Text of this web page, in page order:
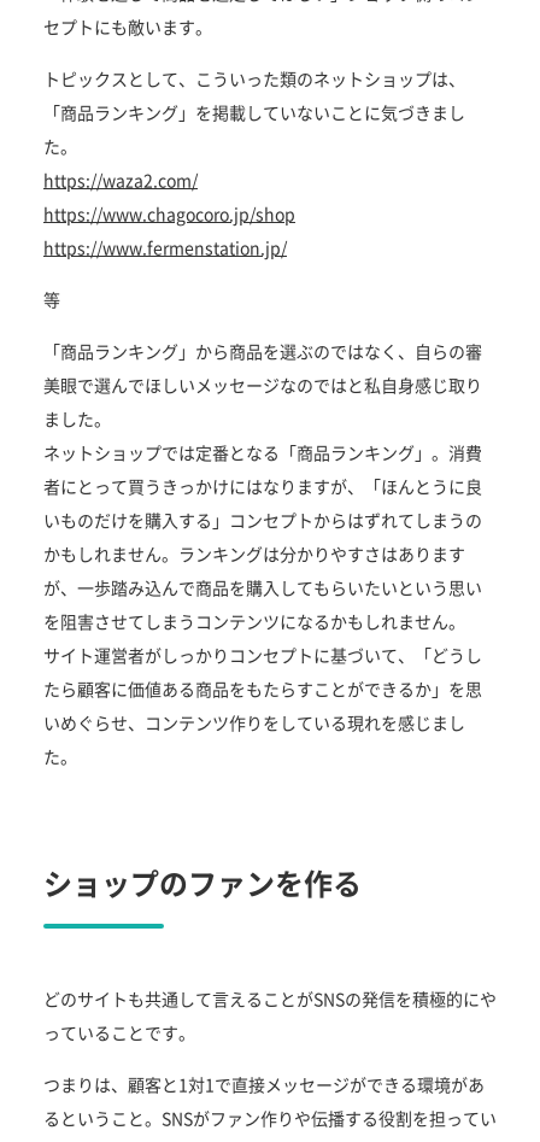
セプトにも敵います。
トピックスとして、こういった類のネットショップは、
「商品ランキング」を掲載していないことに気づきまし
た。
https://waza2.com/
https://www.chagocoro.jp/shop
https://www.fermenstation.jp/
等
「商品ランキング」から商品を選ぶのではなく、自らの審
美眼で選んでほしいメッセージなのではと私自身感じ取り
ました。
ネットショップでは定番となる「商品ランキング」。消費
者にとって買うきっかけにはなりますが、「ほんとうに良
いものだけを購入する」コンセプトからはずれてしまうの
かもしれません。ランキングは分かりやすさはあります
が、一歩踏み込んで商品を購入してもらいたいという思い
を阻害させてしまうコンテンツになるかもしれません。
サイト運営者がしっかりコンセプトに基づいて、「どうし
たら顧客に価値ある商品をもたらすことができるか」を思
いめぐらせ、コンテンツ作りをしている現れを感じまし
た。
ショップのファンを作る
どのサイトも共通して言えることがSNSの発信を積極的にや
っていることです。
つまりは、顧客と1対1で直接メッセージができる環境があ
るということ。SNSがファン作りや伝播する役割を担ってい